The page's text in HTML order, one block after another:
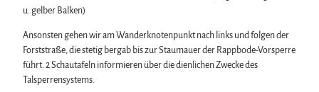
u. gelber Balken)
Ansonsten gehen wir am Wanderknotenpunkt nach links und folgen der
Forststraße, die stetig bergab bis zur Staumauer der Rappbode-Vorsperre
führt. 2 Schautafeln informieren über die dienlichen Zwecke des
Talsperrensystems.